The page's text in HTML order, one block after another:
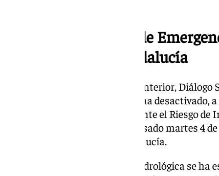
Desactivado el Plan de
Inundaciones en Andalucía
El consejero de la Presidencia, Interior,
Administrativa, Antonio Sanz, ha desactivado,
marzo, el Plan de Emergencia ante el Riesgo
permanecido activo desde el pasado martes 4
borrascas que ha azotado Andalucía.
La situación meteorológica e hidrológica se ha